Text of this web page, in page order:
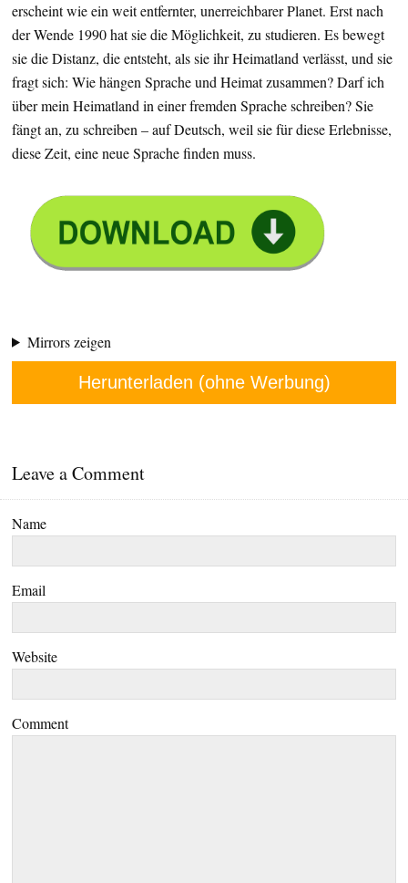
erscheint wie ein weit entfernter, unerreichbarer Planet. Erst nach
der Wende 1990 hat sie die Möglichkeit, zu studieren. Es bewegt
sie die Distanz, die entsteht, als sie ihr Heimatland verlässt, und sie
fragt sich: Wie hängen Sprache und Heimat zusammen? Darf ich
über mein Heimatland in einer fremden Sprache schreiben? Sie
fängt an, zu schreiben – auf Deutsch, weil sie für diese Erlebnisse,
diese Zeit, eine neue Sprache finden muss.
Mirrors zeigen
Herunterladen (ohne Werbung)
Leave a Comment
Name
Email
Website
Comment